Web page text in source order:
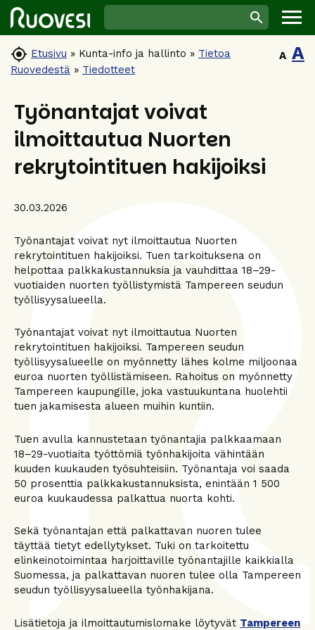
 Etusivu » Kunta-info ja hallinto » Tietoa
Ruovedestä » Tiedotteet
A A
Työnantajat voivat
ilmoittautua Nuorten
rekrytointituen hakijoiksi
30.03.2026
Työnantajat voivat nyt ilmoittautua Nuorten
rekrytointituen hakijoiksi. Tuen tarkoituksena on
helpottaa palkkakustannuksia ja vauhdittaa 18–29-
vuotiaiden nuorten työllistymistä Tampereen seudun
työllisyysalueella.
Työnantajat voivat nyt ilmoittautua Nuorten
rekrytointituen hakijoiksi. Tampereen seudun
työllisyysalueelle on myönnetty lähes kolme miljoonaa
euroa nuorten työllistämiseen. Rahoitus on myönnetty
Tampereen kaupungille, joka vastuukuntana huolehtii
tuen jakamisesta alueen muihin kuntiin.
Tuen avulla kannustetaan työnantajia palkkaamaan
18–29-vuotiaita työttömiä työnhakijoita vähintään
kuuden kuukauden työsuhteisiin. Työnantaja voi saada
50 prosenttia palkkakustannuksista, enintään 1 500
euroa kuukaudessa palkattua nuorta kohti.
Sekä työnantajan että palkattavan nuoren tulee
täyttää tietyt edellytykset. Tuki on tarkoitettu
elinkeinotoimintaa harjoittaville työnantajille kaikkialla
Suomessa, ja palkattavan nuoren tulee olla Tampereen
seudun työllisyysalueella työnhakijana.
Lisätietoja ja ilmoittautumislomake löytyvät Tampereen